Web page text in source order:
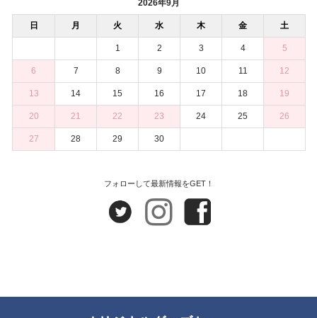
2026年9月
日 月 火 水 木 金 土
1 2 3 4 5
6 7 8 9 10 11 12
13 14 15 16 17 18 19
20 21 22 23 24 25 26
27 28 29 30
フォローして最新情報をGET！